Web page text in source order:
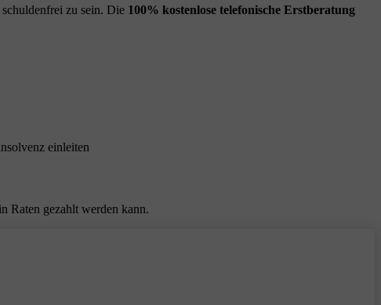
zu sein. Die 100% kostenlose telefonische Erstberatung
einleiten
Raten gezahlt werden kann.